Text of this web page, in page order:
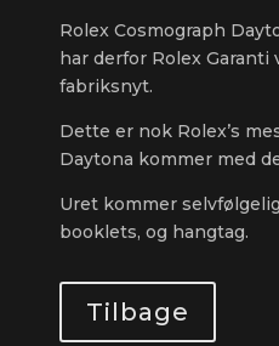
Rolex Cosmograph
har derfor Rolex
fabriksnyt.
Dette er nok Rolex’s
Daytona kommer med
Uret kommer
booklets, og hangtag.
Tilbage